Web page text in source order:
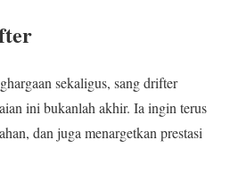
sekaligus, sang drifter
ini bukanlah akhir. Ia ingin terus
dan juga menargetkan prestasi